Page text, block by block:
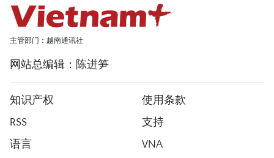
主管部门：越南通讯社
网站总编辑：陈进笋
知识产权
使用条款
RSS
支持
语言
VNA